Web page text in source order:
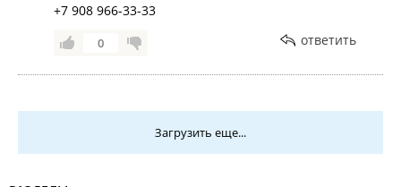
+7 908 966-33-33
0 ответить
Загрузить еще...